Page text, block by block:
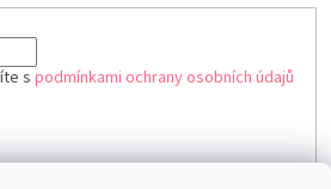
s podmínkami ochrany osobních údajů